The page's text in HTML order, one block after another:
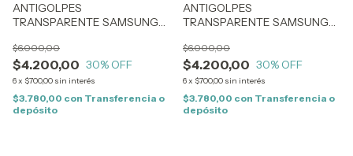
ANTIGOLPES
TRANSPARENTE SAMSUNG
$4.200,00
$6.000,00
30% OFF
6x $700,00 sin interés
$3.780,00 con Transferencia o
depósito
ANTIGOLPES
TRANSPARENTE SAMSUNG
$4.200,00
$6.000,00
30% OFF
6x $700,00 sin interés
$3.780,00 con Transferencia o
depósito